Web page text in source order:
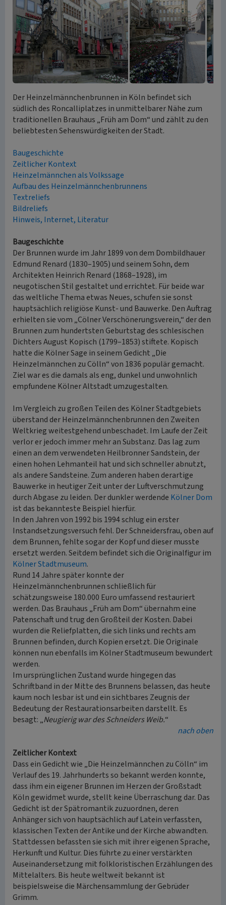
Der Heinzelmännchenbrunnen in Köln befindet sich
südlich des Roncalliplatzes in unmittelbarer Nähe zum
traditionellen Brauhaus „Früh am Dom“ und zählt zu den
beliebtesten Sehenswürdigkeiten der Stadt.
Baugeschichte
Zeitlicher Kontext
Heinzelmännchen als Volkssage
Aufbau des Heinzelmännchenbrunnens
Textreliefs
Bildreliefs
Hinweis, Internet, Literatur
Baugeschichte
Der Brunnen wurde im Jahr 1899 von dem Dombildhauer
Edmund Renard (1830–1905) und seinem Sohn, dem
Architekten Heinrich Renard (1868–1928), im
neugotischen Stil gestaltet und errichtet. Für beide war
das weltliche Thema etwas Neues, schufen sie sonst
hauptsächlich religiöse Kunst- und Bauwerke. Den Auftrag
erhielten sie vom „Cölner Verschönerungsverein,“ der den
Brunnen zum hundertsten Geburtstag des schlesischen
Dichters August Kopisch (1799–1853) stiftete. Kopisch
hatte die Kölner Sage in seinem Gedicht „Die
Heinzelmännchen zu Cölln“ von 1836 populär gemacht.
Ziel war es die damals als eng, dunkel und unwohnlich
empfundene Kölner Altstadt umzugestalten.
Im Vergleich zu großen Teilen des Kölner Stadtgebiets
überstand der Heinzelmännchenbrunnen den Zweiten
Weltkrieg weitestgehend unbeschadet. Im Laufe der Zeit
verlor er jedoch immer mehr an Substanz. Das lag zum
einen an dem verwendeten Heilbronner Sandstein, der
einen hohen Lehmanteil hat und sich schneller abnutzt,
als andere Sandsteine. Zum anderen haben derartige
Bauwerke in heutiger Zeit unter der Luftverschmutzung
durch Abgase zu leiden. Der dunkler werdende Kölner Dom
ist das bekannteste Beispiel hierfür.
In den Jahren von 1992 bis 1994 schlug ein erster
Instandsetzungsversuch fehl. Der Schneidersfrau, oben auf
dem Brunnen, fehlte sogar der Kopf und dieser musste
ersetzt werden. Seitdem befindet sich die Originalfigur im
Kölner Stadtmuseum.
Rund 14 Jahre später konnte der
Heinzelmännchenbrunnen schließlich für
schätzungsweise 180.000 Euro umfassend restauriert
werden. Das Brauhaus „Früh am Dom“ übernahm eine
Patenschaft und trug den Großteil der Kosten. Dabei
wurden die Reliefplatten, die sich links und rechts am
Brunnen befinden, durch Kopien ersetzt. Die Originale
können nun ebenfalls im Kölner Stadtmuseum bewundert
werden.
Im ursprünglichen Zustand wurde hingegen das
Schriftband in der Mitte des Brunnens belassen, das heute
kaum noch lesbar ist und ein sichtbares Zeugnis der
Bedeutung der Restaurationsarbeiten darstellt. Es
besagt: „Neugierig war des Schneiders Weib.“
nach oben
Zeitlicher Kontext
Dass ein Gedicht wie „Die Heinzelmännchen zu Cölln“ im
Verlauf des 19. Jahrhunderts so bekannt werden konnte,
dass ihm ein eigener Brunnen im Herzen der Großstadt
Köln gewidmet wurde, stellt keine Überraschung dar. Das
Gedicht ist der Spätromantik zuzuordnen, deren
Anhänger sich von hauptsächlich auf Latein verfassten,
klassischen Texten der Antike und der Kirche abwandten.
Stattdessen befassten sie sich mit ihrer eigenen Sprache,
Herkunft und Kultur. Dies führte zu einer verstärkten
Auseinandersetzung mit folkloristischen Erzählungen des
Mittelalters. Bis heute weltweit bekannt ist
beispielsweise die Märchensammlung der Gebrüder
Grimm.